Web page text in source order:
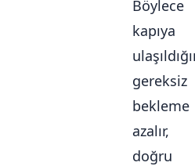
Böylece
kapıya
gereksiz
bekleme
azalır,
doğru